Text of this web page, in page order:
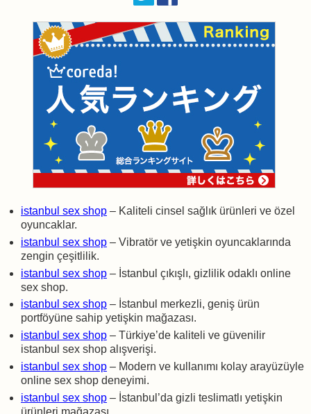
istanbul sex shop – Kaliteli cinsel sağlık ürünleri ve özel
oyuncaklar.
istanbul sex shop – Vibratör ve yetişkin oyuncaklarında
zengin çeşitlilik.
istanbul sex shop – İstanbul çıkışlı, gizlilik odaklı online
sex shop.
istanbul sex shop – İstanbul merkezli, geniş ürün
portföyüne sahip yetişkin mağazası.
istanbul sex shop – Türkiye’de kaliteli ve güvenilir
istanbul sex shop alışverişi.
istanbul sex shop – Modern ve kullanımı kolay arayüzüyle
online sex shop deneyimi.
istanbul sex shop – İstanbul’da gizli teslimatlı yetişkin
ürünleri mağazası.